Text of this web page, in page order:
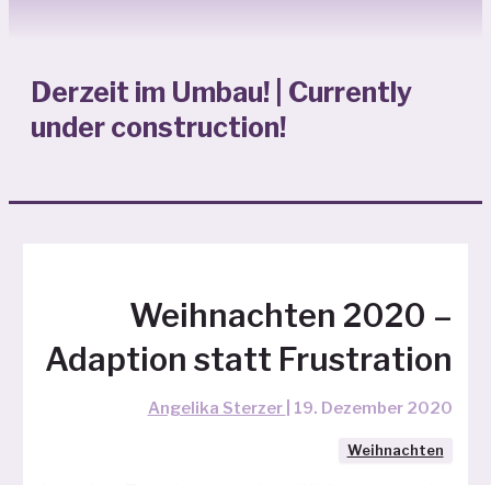
Derzeit im Umbau! | Currently
under construction!
Weihnachten 2020 –
Adaption statt Frustration
Angelika Sterzer 19. Dezember 2020
Weihnachten